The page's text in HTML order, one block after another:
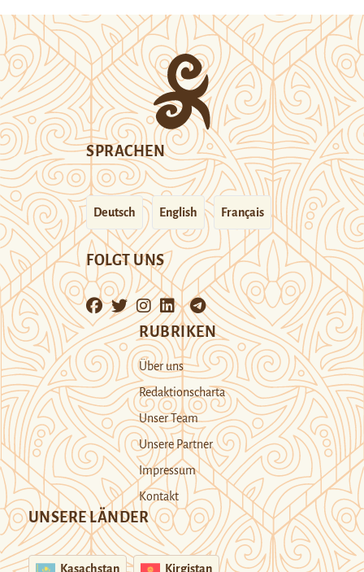
SPRACHEN
Deutsch English Français
FOLGT UNS
RUBRIKEN
Über uns
Redaktionscharta
Unser Team
Unsere Partner
Impressum
Kontakt
UNSERE LÄNDER
Kasachstan Kirgistan